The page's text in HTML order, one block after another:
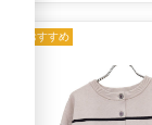
おすすめ